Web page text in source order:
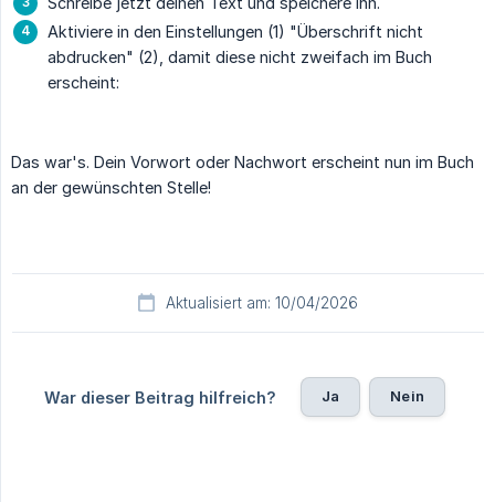
Aktiviere in den Einstellungen (1) "Überschrift nicht
abdrucken" (2), damit diese nicht zweifach im Buch
erscheint:
Das war's. Dein Vorwort oder Nachwort erscheint nun im Buch
an der gewünschten Stelle!
Aktualisiert am: 10/04/2026
War dieser Beitrag hilfreich? Ja Nein